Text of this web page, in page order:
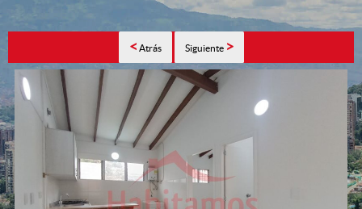
< Atrás Siguiente >